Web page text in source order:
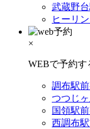
武蔵野
ヒーリ
×
WEBで予約す
調布駅
つつじ
国領駅
西調布